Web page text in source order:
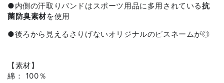
●内側の汗取りバンドはスポーツ用品に多用されている抗
菌防臭素材を使用
●後ろから見える さりげないオリジナルのピスネームが◎
【素材】
綿： 100％